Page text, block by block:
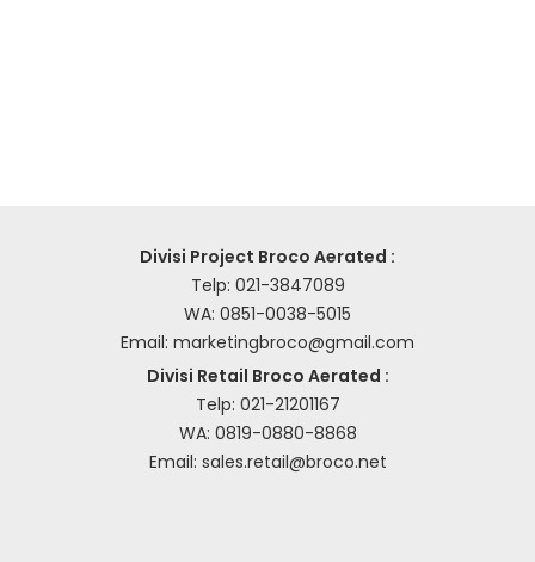
Divisi Project Broco Aerated :
Telp: 021-3847089
WA: 0851-0038-5015
Email: marketingbroco@gmail.com
Divisi Retail Broco Aerated :
Telp: 021-21201167
WA: 0819-0880-8868
Email: sales.retail@broco.net